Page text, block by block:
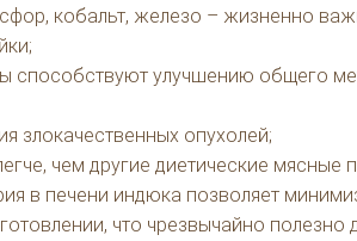
кобальт, железо – жизненно
способствуют улучшению общего
злокачественных опухолей;
чем другие диетические мясные
в печени индюка позволяет
что чрезвычайно полезно